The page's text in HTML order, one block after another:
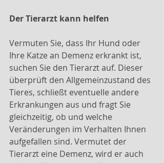
Der Tierarzt kann helfen
Vermuten Sie, dass Ihr Hund oder
Ihre Katze an Demenz erkrankt ist,
suchen Sie den Tierarzt auf. Dieser
überprüft den Allgemeinzustand des
Tieres, schließt eventuelle andere
Erkrankungen aus und fragt Sie
gleichzeitig, ob und welche
Veränderungen im Verhalten Ihnen
aufgefallen sind. Vermutet der
Tierarzt eine Demenz, wird er auch